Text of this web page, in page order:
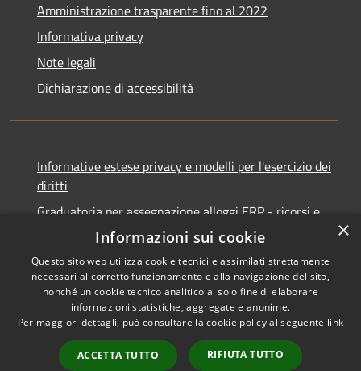
Amministrazione trasparente fino al 2022
Informativa privacy
Note legali
Dichiarazione di accessibilità
Informative estese privacy e modelli per l'esercizio dei
diritti
Graduatoria per assegnazione alloggi ERP - ricorsi e
Accessibilità
Copyright © 2026 • Comune di
Ancona • Powered by
Municipium•
Accesso
×
Informazioni sui cookie
Questo sito web utilizza cookie tecnici e assimilati strettamente
necessari al corretto funzionamento e alla navigazione del sito,
nonché un cookie tecnico analitico al solo fine di elaborare
informazioni statistiche, aggregate e anonime.
Per maggiori dettagli, può consultare la cookie policy al seguente link
ACCETTA TUTTO RIFIUTA TUTTO